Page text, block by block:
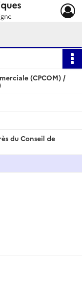
(CPCOM) /
du Conseil de